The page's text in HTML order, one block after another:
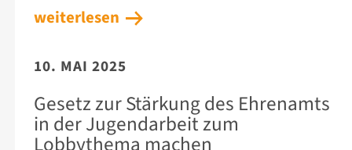
weiterlesen
10. MAI 2025
Gesetz zur Stärkung des Ehrenamts
in der Jugendarbeit zum
Lobbythema machen